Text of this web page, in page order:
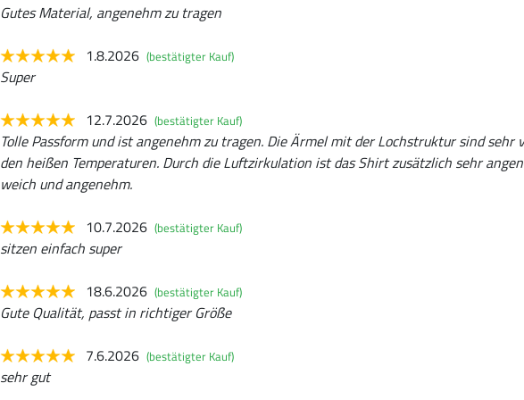
Gutes Material, angenehm zu tragen
1.8.2026 (bestätigter Kauf)
Super
12.7.2026 (bestätigter Kauf)
Tolle Passform und ist angenehm zu tragen. Die Ärmel mit der Lochstruktur sind
den heißen Temperaturen. Durch die Luftzirkulation ist das Shirt zusätzlich sehr
weich und angenehm.
10.7.2026 (bestätigter Kauf)
sitzen einfach super
18.6.2026 (bestätigter Kauf)
Gute Qualität, passt in richtiger Größe
7.6.2026 (bestätigter Kauf)
sehr gut